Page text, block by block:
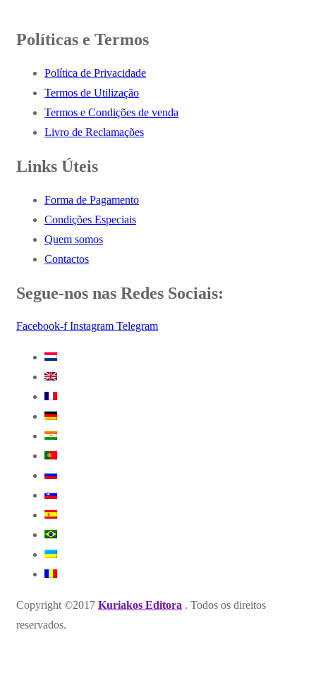
Políticas e Termos
Política de Privacidade
Termos de Utilização
Termos e Condições de venda
Livro de Reclamações
Links Úteis
Forma de Pagamento
Condições Especiais
Quem somos
Contactos
Segue-nos nas Redes Sociais:
Facebook-f Instagram Telegram
Copyright ©2017 Kuriakos Editora . Todos os direitos
reservados.